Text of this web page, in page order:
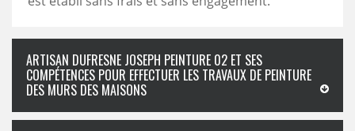
ARTISAN DUFRESNE JOSEPH PEINTURE 02 ET SES
COMPÉTENCES POUR EFFECTUER LES TRAVAUX DE PEINTURE
DES MURS DES MAISONS